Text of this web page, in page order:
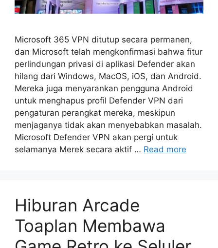
Microsoft 365 VPN ditutup secara permanen,
dan Microsoft telah mengkonfirmasi bahwa fitur
perlindungan privasi di aplikasi Defender akan
hilang dari Windows, MacOS, iOS, dan Android.
Mereka juga menyarankan pengguna Android
untuk menghapus profil Defender VPN dari
pengaturan perangkat mereka, meskipun
menjaganya tidak akan menyebabkan masalah.
Microsoft Defender VPN akan pergi untuk
selamanya Merek secara aktif … Read more
Hiburan Arcade
Toaplan Membawa